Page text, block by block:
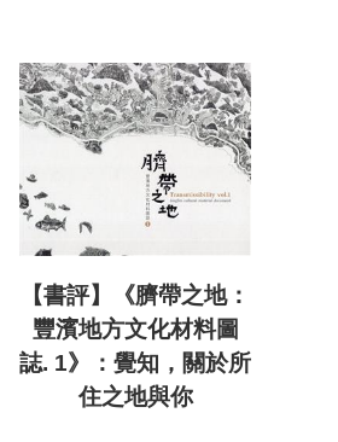
【書評】《臍帶之地：
豐濱地方文化材料圖
誌. 1》：覺知，關於所
住之地與你